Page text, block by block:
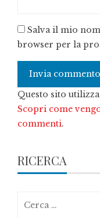
Salva il mio
browser per la
Questo sito
Scopri come
commenti.
RICERCA